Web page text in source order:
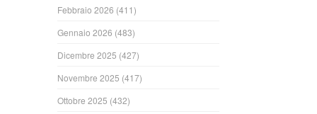
Febbraio 2026 (411)
Gennaio 2026 (483)
Dicembre 2025 (427)
Novembre 2025 (417)
Ottobre 2025 (432)